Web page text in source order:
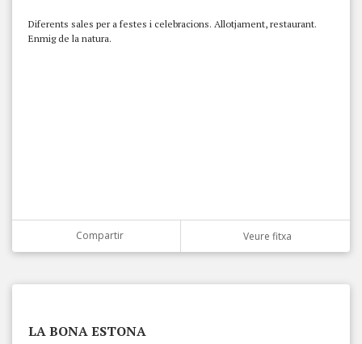
Diferents sales per a festes i celebracions. Allotjament, restaurant.
Enmig de la natura.
Compartir Veure fitxa
LA BONA ESTONA